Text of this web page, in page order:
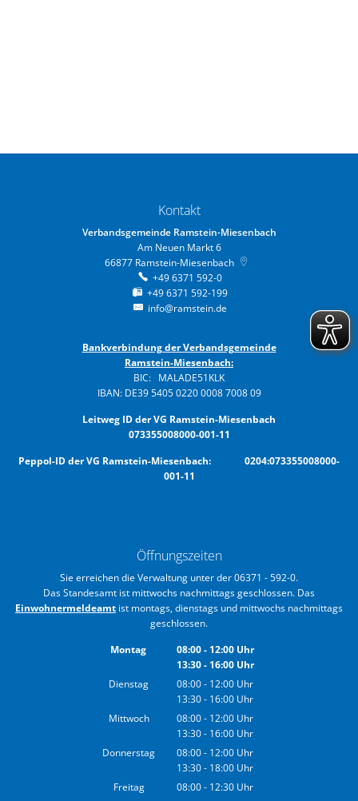
Kontakt
Verbandsgemeinde Ramstein-Miesenbach
Am Neuen Markt 6
66877 Ramstein-Miesenbach
+49 6371 592-0
+49 6371 592-199
info@ramstein.de
Bankverbindung der Verbandsgemeinde
Ramstein-Miesenbach:
BIC: MALADE51KLK
IBAN: DE39 5405 0220 0008 7008 09
Leitweg ID der VG Ramstein-Miesenbach
073355008000-001-11
Peppol-ID der VG Ramstein-Miesenbach: 0204:073355008000-
001-11
Öffnungszeiten
Sie erreichen die Verwaltung unter der 06371 - 592-0.
Das Standesamt ist mittwochs nachmittags geschlossen. Das
Einwohnermeldeamt ist montags, dienstags und mittwochs nachmittags
geschlossen.
Montag
08:00- 12:00Uhr
Von 08:00 bis 12:00 Uhr
13:30- 16:00Uhr
Von 13:30 bis 16:00 Uhr
Dienstag 08:00- 12:00 Uhr
Von 08:00 bis 12:00 Uhr
13:30- 16:00 Uhr
Von 13:30 bis 16:00 Uhr
Mittwoch 08:00- 12:00 Uhr
Von 08:00 bis 12:00 Uhr
13:30- 16:00 Uhr
Von 13:30 bis 16:00 Uhr
Donnerstag 08:00- 12:00 Uhr
Von 08:00 bis 12:00 Uhr
13:30- 18:00 Uhr
Von 13:30 bis 18:00 Uhr
Freitag 08:00- 12:30 Uhr